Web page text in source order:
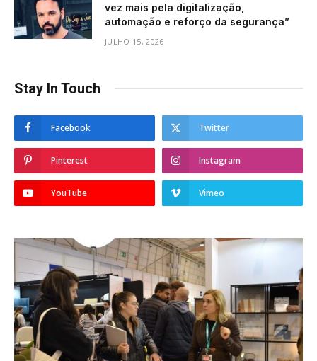
vez mais pela digitalização,
automação e reforço da segurança”
JULHO 15, 2026
Stay In Touch
Facebook Twitter
Pinterest Instagram
YouTube Vimeo